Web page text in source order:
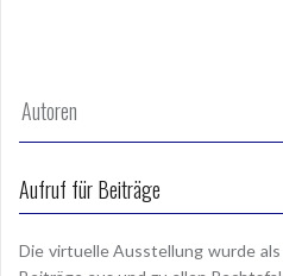
Autoren
Aufruf für Beiträge
Die virtuelle Ausstellung wurde